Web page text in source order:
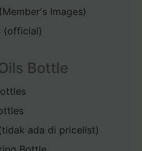
Images)
(official)
Bottle
ada di pricelist)